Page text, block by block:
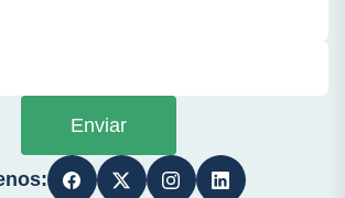
Enviar